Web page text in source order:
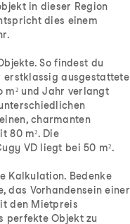
in dieser Region
dies einem
So findest du
erstklassig ausgestattete
m² und Jahr verlangt
charmanten
80 m². Die
VD liegt bei 50 m².
Kalkulation. Bedenke
das Vorhandensein einer
den Mietpreis
perfekte Objekt zu